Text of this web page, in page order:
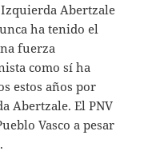
Abertzale
ha tenido el
fuerza
como sí ha
estos años por
Abertzale. El PNV
Vasco a pesar